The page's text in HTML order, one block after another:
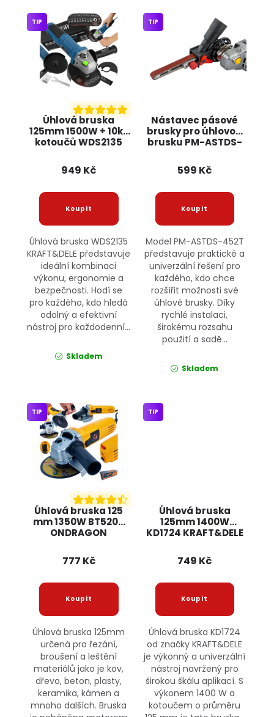
Úhlová bruska
125mm 1500W + 10ks
kotoučů WDS2135
TIP
949 Kč
Úhlová bruska WDS2135
KRAFT&DELE představuje
ideální kombinaci
výkonu, ergonomie a
bezpečnosti. Hodí se
pro každého, kdo hledá
odolný a efektivní
nástroj pro každodenní...
Skladem
Nástavec pásové
brusky pro úhlovou
brusku PM-ASTDS-
TIP
599 Kč
Model PM-ASTDS-452T
představuje praktické a
univerzální řešení pro
každého, kdo chce
rozšířit možnosti své
úhlové brusky. Díky
rychlé instalaci,
širokému rozsahu
použití a sadě...
Skladem
Úhlová bruska 125
mm 1350W BT5205
ONDRAGON
TIP
777 Kč
Úhlová bruska 125mm
určená pro řezání,
broušení a leštění
materiálů jako je kov,
dřevo, beton, plasty,
keramika, kámen a
mnoho dalších. Bruska
Úhlová bruska
125mm 1400W
KD1724 KRAFT&DELE
TIP
749 Kč
Úhlová bruska KD1724
od značky KRAFT&DELE
je výkonný a univerzální
nástroj navržený pro
širokou škálu aplikací. S
výkonem 1400 W a
kotoučem o průměru